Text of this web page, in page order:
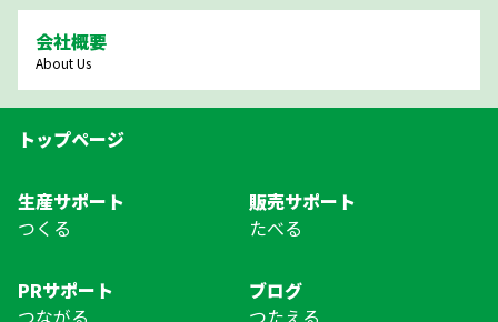
会社概要
About Us
トップページ
生産サポート
つくる
販売サポート
たべる
PRサポート
つながる
ブログ
つたえる